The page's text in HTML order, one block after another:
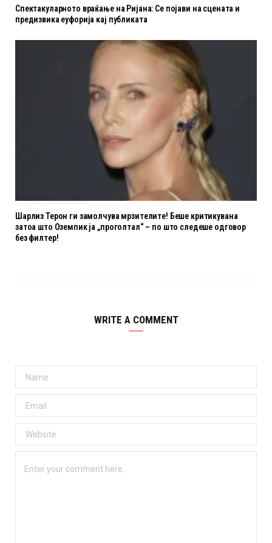
Спектакуларното враќање на Ријана: Се појави на сцената и
предизвика еуфорија кај публиката
Шарлиз Терон ги замолчува мрзителите! Беше критикувана
затоа што Оземпик ја „проголтал“ – по што следеше одговор
без филтер!
WRITE A COMMENT